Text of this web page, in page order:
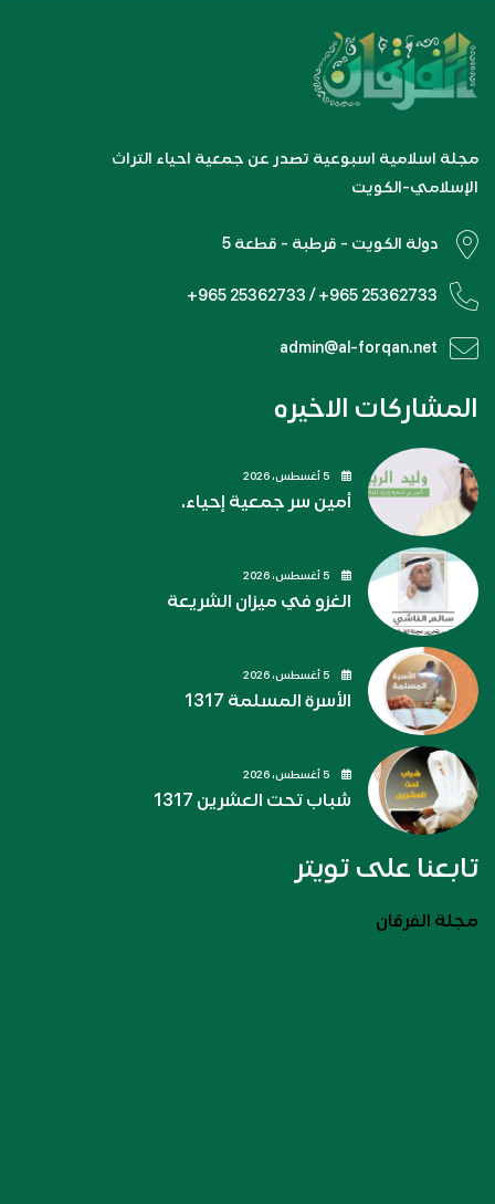
مجلة اسلامية اسبوعية تصدر عن جمعية احياء التراث
الإسلامي-الكويت
دولة الكويت - قرطبة - قطعة 5
+965 25362733 / +965 25362733
admin@al-forqan.net
المشاركات الاخيره
أمين سر جمعية إحياء.
الغزو في ميزان الشريعة
الأسرة المسلمة 1317
شباب تحت العشرين 1317
تابعنا على تويتر
مجلة الفرقان